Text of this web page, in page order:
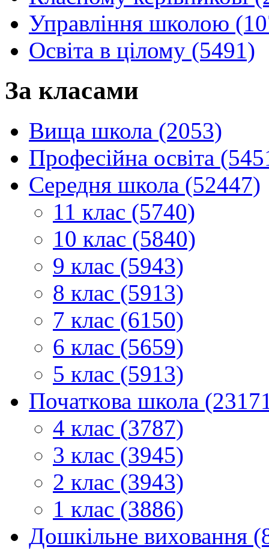
Управління школою
Освіта в цілому (5491)
За класами
Вища школа (2053)
Професійна освіта
Середня школа (52447)
11 клас (5740)
10 клас (5840)
9 клас (5943)
8 клас (5913)
7 клас (6150)
6 клас (5659)
5 клас (5913)
Початкова школа
4 клас (3787)
3 клас (3945)
2 клас (3943)
1 клас (3886)
Дошкільне виховання